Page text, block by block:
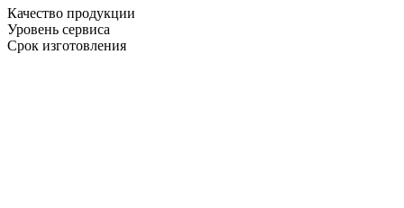
Качество продукции
Уровень сервиса
Срок изготовления